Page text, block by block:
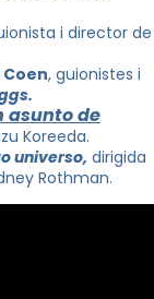
i director de
, guionistes i
asunto de
Koreeda.
universo, dirigida
Rothman.